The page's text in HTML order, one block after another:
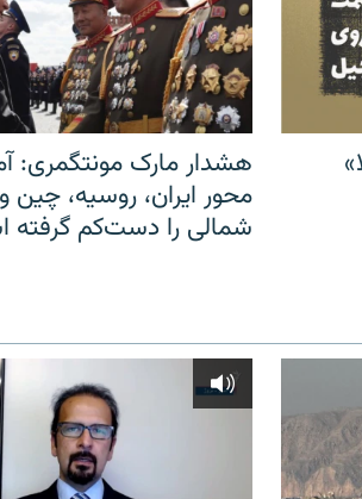
هشدار مارک مونتگمری:
محور ایران، روسیه، چین
شمالی را دست‌کم